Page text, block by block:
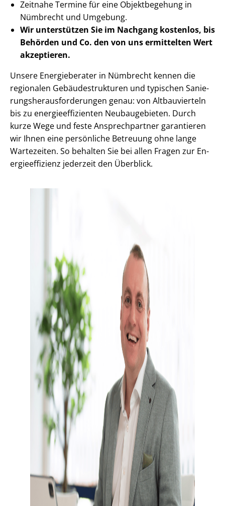
Zeitnahe Termine für eine Objektbegehung in
Nümbrecht und Umgebung.
Wir unterstützen Sie im Nachgang kostenlos, bis
Behörden und Co. den von uns ermittelten Wert
akzeptieren.
Unsere Energieberater in Nümbrecht kennen die
regionalen Ge­bäu­de­struk­tu­ren und typischen Sa­nie­
rungs­her­aus­for­de­run­gen genau: von Altbauvierteln
bis zu en­er­gie­ef­fi­zi­en­ten Neubaugebieten. Durch
kurze Wege und feste Ansprechpartner garantieren
wir Ihnen eine persönliche Betreuung ohne lange
Wartezeiten. So behalten Sie bei allen Fragen zur En­
er­gie­ef­fi­zi­enz jederzeit den Überblick.